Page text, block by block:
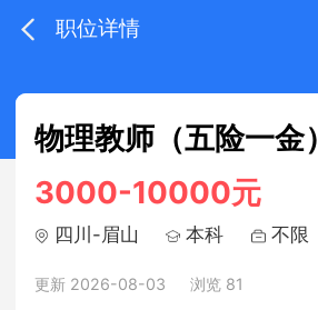
职位详情
物理教师（五险一金）
3000-10000元
四川-眉山 本科 不限
更新 2026-08-03 浏览 81